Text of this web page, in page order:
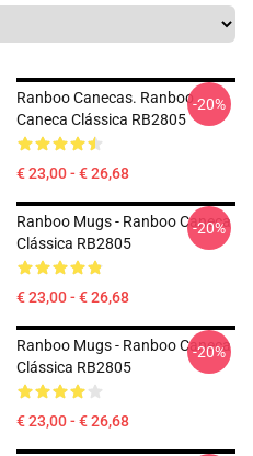
Ranboo Canecas. Ranboo
Caneca Clássica RB2805
€ 23,00 - € 26,68
-20%
Ranboo Mugs - Ranboo Caneca
Clássica RB2805
€ 23,00 - € 26,68
-20%
Ranboo Mugs - Ranboo Caneca
Clássica RB2805
€ 23,00 - € 26,68
-20%